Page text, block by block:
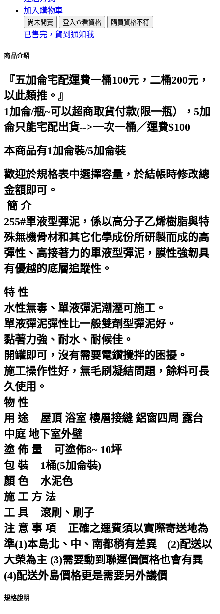
加入購物車
尚未開賣 登入查看資格 購買資格不符
已售完，貨到通知我
商品介紹
『五加侖宅配運費一桶100元，二桶200元，
以此類推。』
1加侖/瓶~可以超商取貨付款(限一瓶），5加
侖只能宅配出貨-->一次一桶／運費$100
本商品有1加侖裝/5加侖裝
歡迎於規格表中選擇容量，於結帳時修改總
金額即可。
簡 介
255#單液型彈泥，係以高分子乙烯樹脂與特
殊無機骨材和其它化學成份所研製而成的高
彈性、高接著力的單液型彈泥，膜性強韌具
有優越的底層追蹤性。
特 性
水性無毒、單液彈泥潮溼可施工。
單液彈泥彈性比一般雙劑型彈泥好。
黏著力強、耐水、耐候佳。
開罐即可，沒有需要電鑽攪拌的困擾。
施工操作性好，無毛刷凝結問題，餘料可長
久使用。
物 性
用 途 屋頂 浴室 樓層接縫 鋁窗四周 露台
中庭 地下室外壁
塗 佈 量 可塗佈8~ 10坪
包 裝 1桶(5加侖裝)
顏 色 水泥色
施 工 方 法
工 具 滾刷、刷子
注 意 事 項 正確之運費須以實際寄送地為
準(1)本島北、中、南都稍有差異 (2)配送以
大榮為主 (3)需要動到聯運價價格也會有異
(4)配送外島價格更是需要另外議價
規格說明